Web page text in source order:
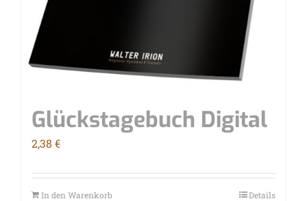
Glücks­ta­ge­buch Digital
2,38 €
In den Warenkorb Details